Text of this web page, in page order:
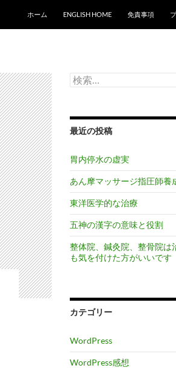
ホーム
ENGLISH HOME 免責事項
検
索:
最近の投稿
胃内停水の虚実
あん摩マッサージ指圧師養
東洋医学的な治療
五神の漢字の意味と役割
整体院、鍼灸院、整骨院は
も気を付けた方がいいです
カテゴリー
WordPress
WordPress感想